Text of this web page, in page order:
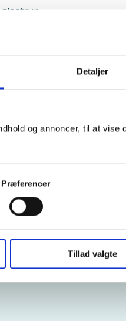
Detaljer
og annoncer, til at
Præferencer
Tillad valgte